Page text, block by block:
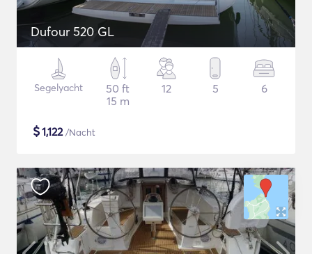
Dufour 520 GL
Segelyacht
50 ft
15 m
12 5 6
$1,122/Nacht